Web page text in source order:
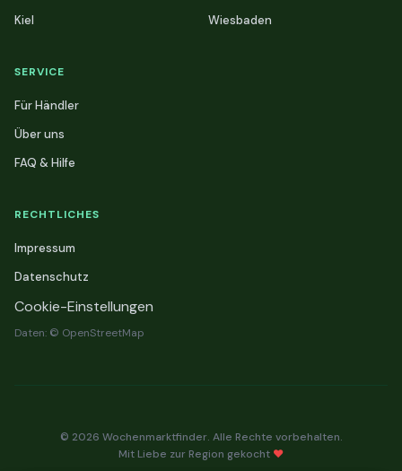
Kiel
Wiesbaden
SERVICE
Für Händler
Über uns
FAQ & Hilfe
RECHTLICHES
Impressum
Datenschutz
Cookie-Einstellungen
Daten: © OpenStreetMap
© 2026 Wochenmarktfinder. Alle Rechte vorbehalten.
Mit Liebe zur Region gekocht ❤